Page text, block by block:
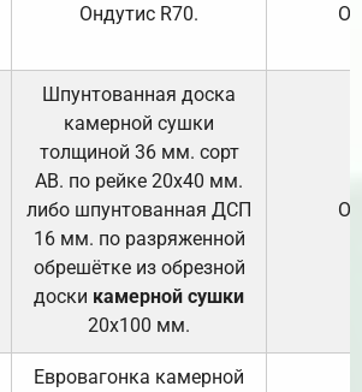
Ондутис R70.
Шпунтованная доска
камерной сушки
толщиной 36 мм. сорт
АВ. по рейке 20х40 мм.
либо шпунтованная ДСП
16 мм. по разряженной
обрешётке из обрезной
доски камерной сушки
20х100 мм.
Евровагонка камерной